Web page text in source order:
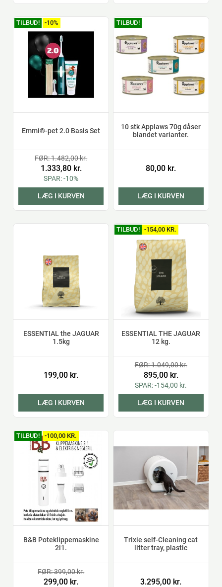
Emmi®-pet 2.0 Basis Set
FØR: 1.482,00 kr.
1.333,80 kr.
SPAR: -10%
LÆG I KURVEN
TILBUD! -10%
10 stk Applaws 70g dåser
blandet varianter.
80,00 kr.
LÆG I KURVEN
TILBUD!
ESSENTIAL the JAGUAR
1.5kg
199,00 kr.
LÆG I KURVEN
ESSENTIAL THE JAGUAR
12 kg.
FØR: 1.049,00 kr.
895,00 kr.
SPAR: -154,00 kr.
LÆG I KURVEN
TILBUD! -154,00 KR.
B&B Poteklippemaskine
2i1.
FØR: 399,00 kr.
299,00 kr.
TILBUD! -100,00 KR.
Trixie self-Cleaning cat
litter tray, plastic
3.295,00 kr.